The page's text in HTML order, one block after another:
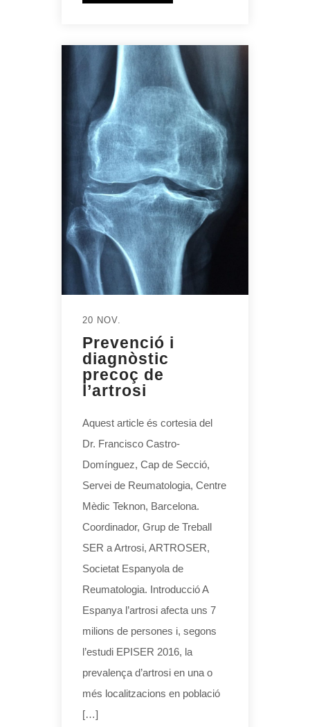
20 NOV.
Prevenció i
diagnòstic
precoç de
l’artrosi
Aquest article és cortesia del
Dr. Francisco Castro-
Domínguez, Cap de Secció,
Servei de Reumatologia, Centre
Mèdic Teknon, Barcelona.
Coordinador, Grup de Treball
SER a Artrosi, ARTROSER,
Societat Espanyola de
Reumatologia. Introducció A
Espanya l’artrosi afecta uns 7
milions de persones i, segons
l’estudi EPISER 2016, la
prevalença d’artrosi en una o
més localitzacions en població
[…]